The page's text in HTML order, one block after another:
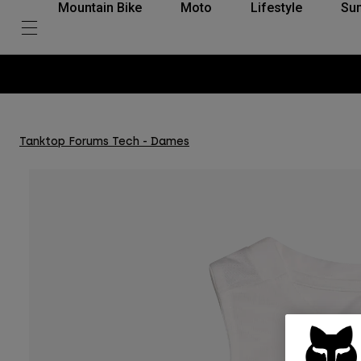
Mountain Bike Moto Lifestyle
Tanktop Forums Tech - Dames